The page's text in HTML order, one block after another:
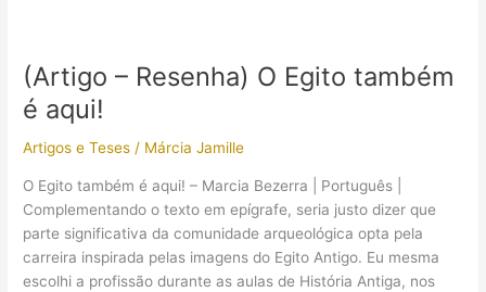
(Artigo – Resenha) O Egito também
é aqui!
Artigos e Teses / Márcia Jamille
O Egito também é aqui! – Marcia Bezerra | Português |
Complementando o texto em epígrafe, seria justo dizer que
parte significativa da comunidade arqueológica opta pela
carreira inspirada pelas imagens do Egito Antigo. Eu mesma
escolhi a profissão durante as aulas de História Antiga, nos